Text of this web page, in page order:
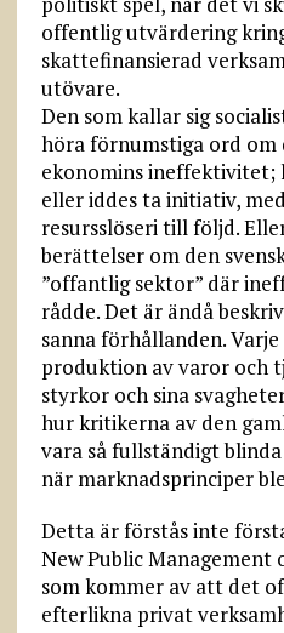
offentlig utvärdering
skattefinansierad
utövare.
Den som kallar sig
höra förnumstiga ord om
ekonomins ineffektivitet;
eller iddes ta initiativ,
resursslöseri till följd.
berättelser om den
”offantlig sektor” där
rådde. Det är ändå
sanna förhållanden.
produktion av varor och
styrkor och sina
hur kritikerna av den
vara så fullständigt
när marknadsprinciper
Detta är förstås inte
New Public
som kommer av att det
efterlikna privat